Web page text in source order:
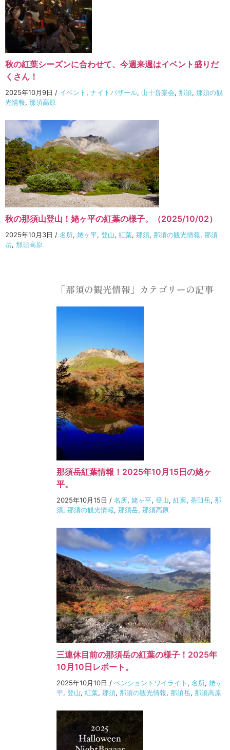
秋の紅葉シーズンに合わせて、今週来週はイベント盛りだ
くさん！
2025年10月9日 / イベント , ナイトバザール, 山十音楽会, 那須, 那須の観
光情報, 那須高原
秋の那須山登山！姥ヶ平の紅葉の様子。（2025/10/02）
2025年10月3日 / 名所, 姥ヶ平, 登山, 紅葉, 那須, 那須の観光情報, 那須
岳, 那須高原
「那須の観光情報」カテゴリーの記事
那須岳紅葉情報！2025年10月15日の姥ヶ
平。
2025年10月15日 / 名所, 姥ヶ平, 登山, 紅葉, 茶臼岳, 那
須, 那須の観光情報, 那須岳, 那須高原
三連休目前の那須岳の紅葉の様子！2025年
10月10日レポート。
2025年10月10日 / ペンショントワイライト , 名所, 姥ヶ
平, 登山, 紅葉, 那須, 那須の観光情報, 那須岳, 那須高原